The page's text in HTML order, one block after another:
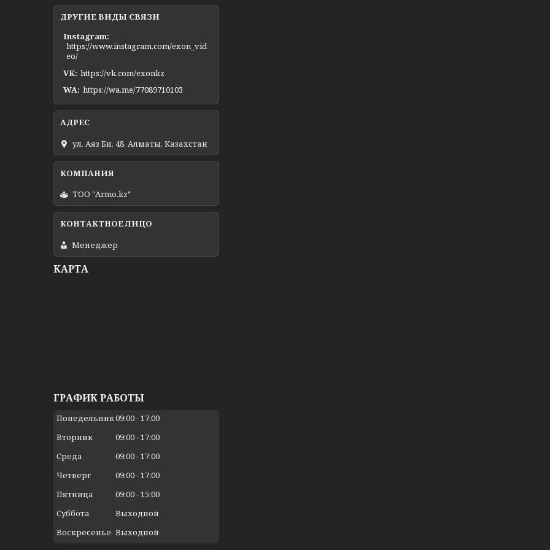
ДРУГИЕ ВИДЫ СВЯЗИ
Instagram
https://www.instagram.com/exon_vid
eo/
VK https://vk.com/exonkz
WA https://wa.me/77089710103
ул. Аяз Би, 48, Алматы, Казахстан
ТОО "Armo.kz"
Менеджер
КАРТА
ГРАФИК РАБОТЫ
Понедельник09:00 17:00
Вторник
09:00 17:00
Среда
09:00 17:00
Четверг
09:00 17:00
Пятница
09:00 15:00
Суббота
Выходной
Воскресенье Выходной